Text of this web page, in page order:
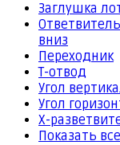
Заглушка
вниз
Переходник
Т-отвод
Угол
Угол
Х-
Показать все